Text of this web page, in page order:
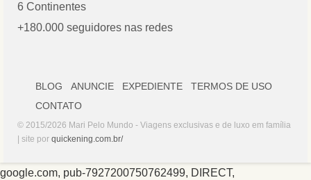
6 Continentes
+180.000 seguidores nas redes
BLOG ANUNCIE EXPEDIENTE
TERMOS DE USO
CONTATO
© 2015/2026 Mari Pelo Mundo - Viagens exclusivas e de luxo em família
| site por quickening.com.br/
google.com, pub-7927200750762499, DIRECT,